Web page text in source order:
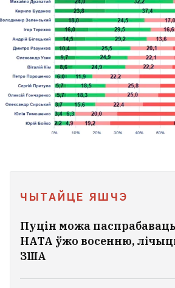
ЧЫТАЙЦЕ ЯШЧЭ
Пуцін можа
НАТА ўжо восенню,
ЗША